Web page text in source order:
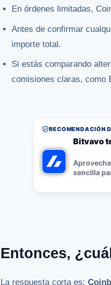
En órdenes limitadas,
Antes de confirmar
importe total.
Si estás comparando
comisiones claras, como
RECOMENDACIÓN
Bitvavo
sencilla
Entonces,
La respuesta corta es: